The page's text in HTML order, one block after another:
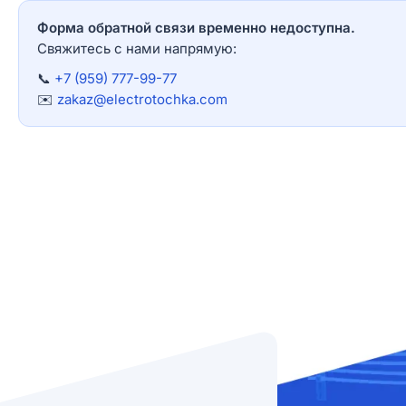
Форма обратной связи временно недоступна.
Свяжитесь с нами напрямую:
📞 +7 (959) 777-99-77
✉️ zakaz@electrotochka.com